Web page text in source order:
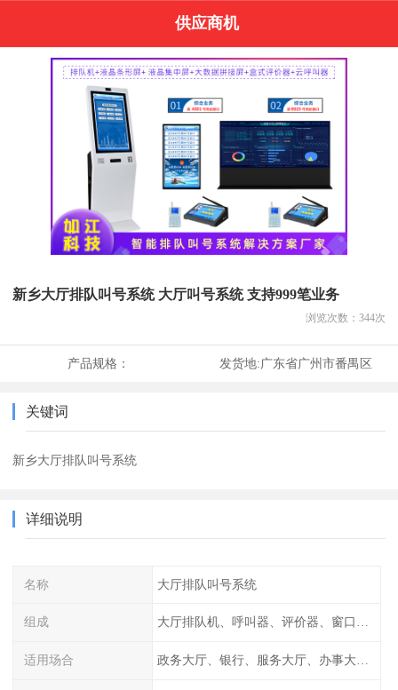
供应商机
新乡大厅排队叫号系统 大厅叫号系统 支持999笔业务
浏览次数： 344次
产品规格： 发货地:广东省广州市番禺区
关键词
新乡大厅排队叫号系统
详细说明
名称 大厅排队叫号系统
组成 大厅排队机、呼叫器、评价器、窗口信息显示屏
适用场合 政务大厅、银行、服务大厅、办事大厅、行政中心